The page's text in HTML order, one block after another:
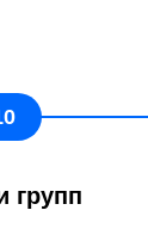
групп